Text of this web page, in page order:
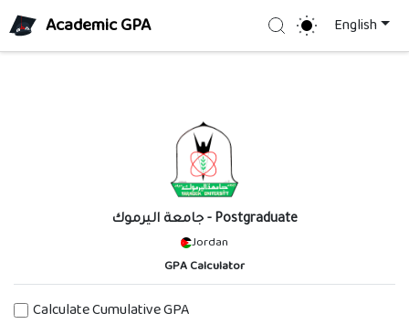
Academic GPA Search English
جامعة اليرموك - Postgraduate
Jordan
GPA Calculator
Calculate Cumulative GPA